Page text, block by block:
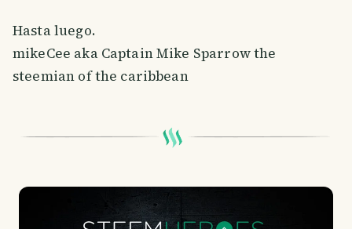
Hasta luego.
mikeCee aka Captain Mike Sparrow the
steemian of the caribbean